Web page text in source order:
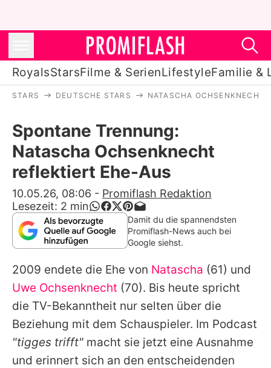
RoyalsStarsFilme & SerienLifestyleFamilie &
Stars
Filme & Serien
Lifestyle
Familie & Liebe
Promiflash Exklusiv
Alle Themen auf Promiflash
Jobs
App runterladen
Team
STARS DEUTSCHE STARS NATASCHA OCHSENKNECHT
Spontane Trennung:
Natascha Ochsenknecht
reflektiert Ehe-Aus
10.05.26, 08:06 - Promiflash Redaktion
Lesezeit: 2 min
Damit du die spannendsten
Promiflash-News auch bei
Google siehst.
2009 endete die Ehe von Natascha (61) und
Uwe Ochsenknecht (70). Bis heute spricht
die TV-Bekanntheit nur selten über die
Beziehung mit dem Schauspieler. Im Podcast
"tigges trifft" macht sie jetzt eine Ausnahme
und erinnert sich an den entscheidenden